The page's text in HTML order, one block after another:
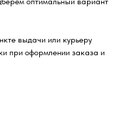
выдачи или курьеру
при оформлении заказа и